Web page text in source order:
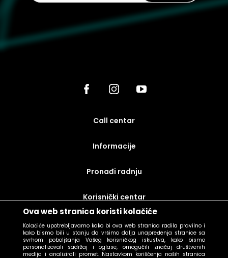
Ova web stranica koristi kolačiće
Kolačiće upotrebljavamo kako bi ova web stranica radila pravilno i
kako bismo bili u stanju da vršimo dalja unapređenja stranice sa
svrhom poboljšanja Vašeg korisničkog iskustva, kako bismo
personalizovali sadržaj i oglase, omogućili značaj društvenih
medija i analizirali promet. Nastavkom korišćenja naših stranica
call centar
Informacije
Pronađi radnju
korisnički centar
uslovi prodaje